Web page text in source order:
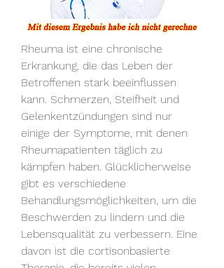
Rheuma ist eine chronische
Erkrankung, die das Leben der
Betroffenen stark beeinflussen
kann. Schmerzen, Steifheit und
Gelenkentzündungen sind nur
einige der Symptome, mit denen
Rheumapatienten täglich zu
kämpfen haben. Glücklicherweise
gibt es verschiedene
Behandlungsmöglichkeiten, um die
Beschwerden zu lindern und die
Lebensqualität zu verbessern. Eine
davon ist die cortisonbasierte